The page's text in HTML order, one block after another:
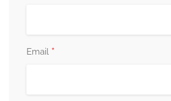
Email *